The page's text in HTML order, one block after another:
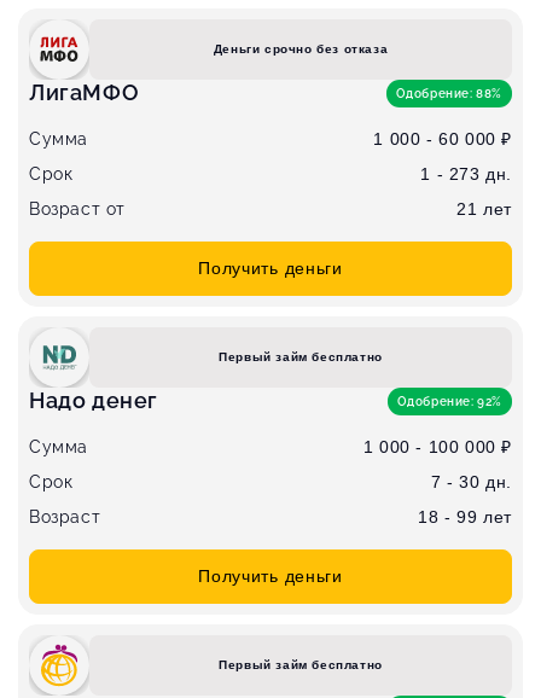
Деньги срочно без отказа
ЛигаМФО Одобрение: 88%
Сумма
1 000 - 60 000 ₽
Срок
1 - 273 дн.
Возраст от
21 лет
Получить деньги
Первый займ бесплатно
Надо денег Одобрение: 92%
Сумма
1 000 - 100 000 ₽
Срок
7 - 30 дн.
Возраст
18 - 99 лет
Получить деньги
Первый займ бесплатно